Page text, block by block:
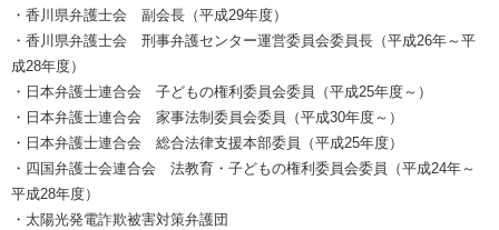
・香川県弁護士会 副会長（平成29年度）
・香川県弁護士会 刑事弁護センター運営委員会委員長（平成26年～平
成28年度）
・日本弁護士連合会 子どもの権利委員会委員（平成25年度～）
・日本弁護士連合会 家事法制委員会委員（平成30年度～）
・日本弁護士連合会 総合法律支援本部委員（平成25年度）
・四国弁護士会連合会 法教育・子どもの権利委員会委員（平成24年～
平成28年度）
・太陽光発電詐欺被害対策弁護団